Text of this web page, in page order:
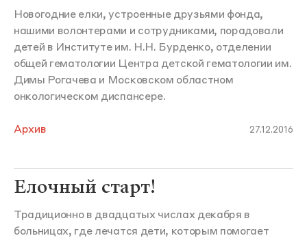
Новогодние елки, устроенные друзьями фонда,
нашими волонтерами и сотрудниками, порадовали
детей в Институте им. Н.Н. Бурденко, отделении
общей гематологии Центра детской гематологии им.
Димы Рогачева и Московском областном
онкологическом диспансере.
Архив 27.12.2016
Елочный старт!
Традиционно в двадцатых числах декабря в
больницах, где лечатся дети, которым помогает